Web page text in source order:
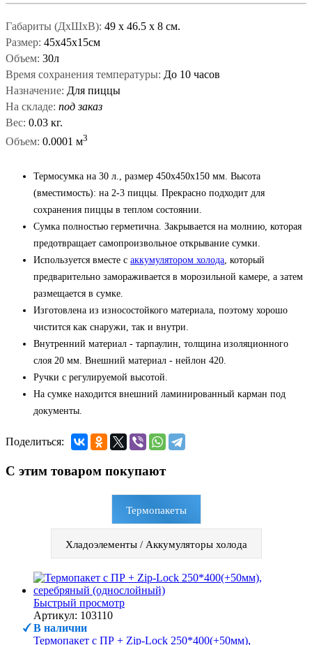
Габариты (ДxШxВ): 49 x 46.5 x 8 см.
Размер: 45х45х15см
Объем: 30л
Время сохранения температуры: До 10 часов
Назначение: Для пиццы
На складе: под заказ
Вес: 0.03 кг.
Объем: 0.0001 м3
Термосумка на 30 л., размер 450х450х150 мм. Высота
(вместимость): на 2-3 пиццы. Прекрасно подходит для
сохранения пиццы в теплом состоянии.
Сумка полностью герметична. Закрывается на молнию, которая
предотвращает самопроизвольное открывание сумки.
Используется вместе с аккумулятором холода, который
предварительно замораживается в морозильной камере, а затем
размещается в сумке.
Изготовлена из износостойкого материала, поэтому хорошо
чистится как снаружи, так и внутри.
Внутренний материал - тарпаулин, толщина изоляционного
слоя 20 мм. Внешний материал - нейлон 420.
Ручки с регулируемой высотой.
На сумке находится внешний ламинированный карман под
документы.
Поделиться:
С этим товаром покупают
Термопакеты
Хладоэлементы / Аккумуляторы холода
Быстрый просмотр
Артикул: 103110
В наличии
Термопакет с ПР + Zip-Lock 250*400(+50мм),